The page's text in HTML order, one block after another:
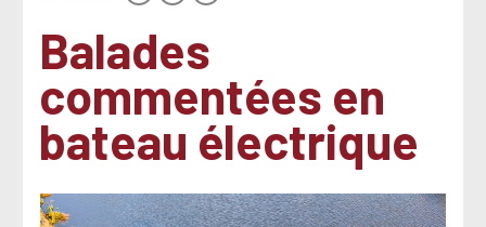
Balades
commentées en
bateau électrique